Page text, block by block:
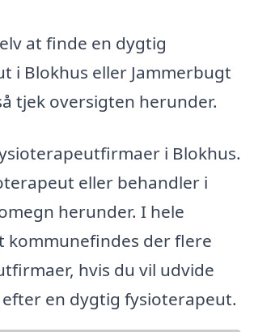
at finde en dygtig
i Blokhus eller Jammerbugt
tjek oversigten herunder.
i Blokhus.
eller behandler i
herunder. I hele
kommunefindes der flere
hvis du vil udvide
en dygtig fysioterapeut.